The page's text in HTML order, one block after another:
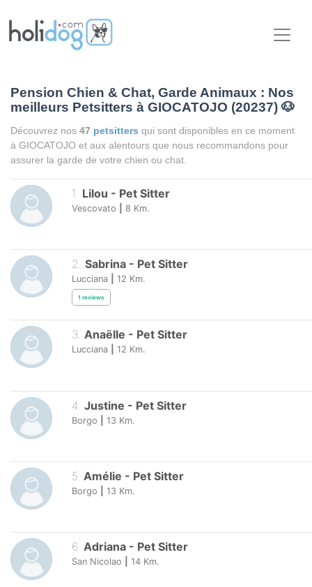
Pension Chien & Chat, Garde Animaux : Nos
meilleurs Petsitters à GIOCATOJO (20237) 🐶
Découvrez nos 47 petsitters qui sont disponibles en ce moment
à GIOCATOJO et aux alentours que nous recommandons pour
assurer la garde de votre chien ou chat.
1. Lilou - Pet Sitter
Vescovato 8 Km.
2. Sabrina - Pet Sitter
Lucciana 12 Km.
1 reviews
3. Anaëlle - Pet Sitter
Lucciana 12 Km.
4 Justine - Pet Sitter
Borgo 13 Km.
5 Amélie - Pet Sitter
Borgo 13 Km.
6. Adriana - Pet Sitter
San Nicolao 14 Km.